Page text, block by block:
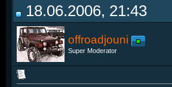
18.06.2006, 21:43
offroadjouni
Super Moderator